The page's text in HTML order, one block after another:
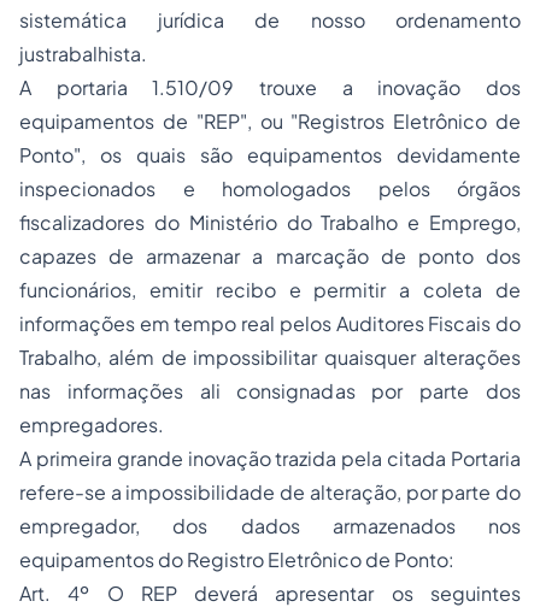
sistemática jurídica de nosso ordenamento
justrabalhista.
A portaria 1.510/09 trouxe a inovação dos
equipamentos de "REP", ou "Registros Eletrônico de
Ponto", os quais são equipamentos devidamente
inspecionados e homologados pelos órgãos
fiscalizadores do Ministério do Trabalho e Emprego,
capazes de armazenar a marcação de ponto dos
funcionários, emitir recibo e permitir a coleta de
informações em tempo real pelos Auditores Fiscais do
Trabalho, além de impossibilitar quaisquer alterações
nas informações ali consignadas por parte dos
empregadores.
A primeira grande inovação trazida pela citada Portaria
refere-se a impossibilidade de alteração, por parte do
empregador, dos dados armazenados nos
equipamentos do Registro Eletrônico de Ponto:
Art. 4º O REP deverá apresentar os seguintes